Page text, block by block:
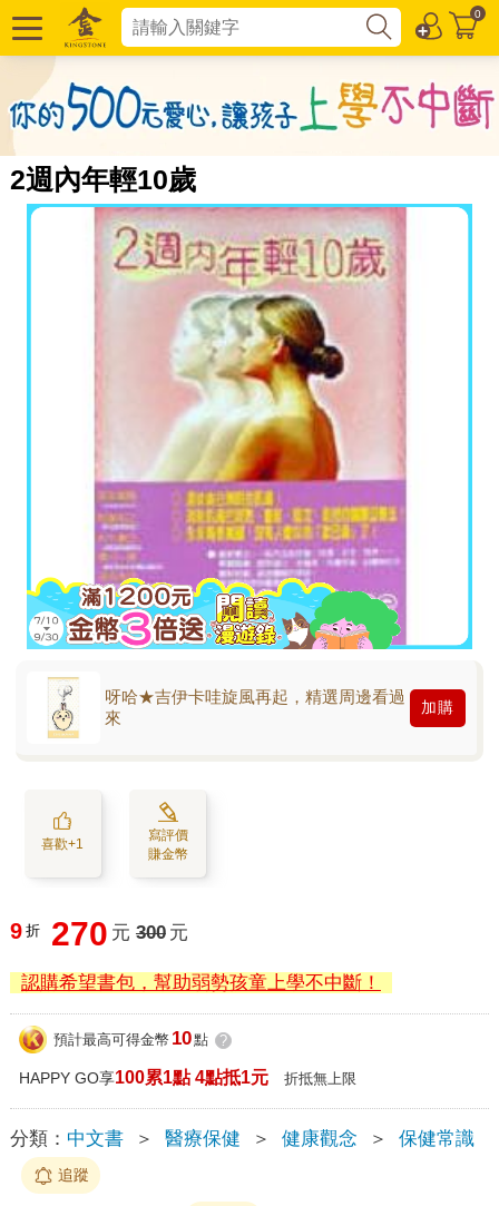
0
2週內年輕10歲
呀哈★吉伊卡哇旋風再起，精選周邊看過
來
加購
喜歡+1
寫評價
賺金幣
9 折 270 元 300 元
認購希望書包，幫助弱勢孩童上學不中斷！
預計最高可得金幣 10點 ?
HAPPY GO享100累1點 4點抵1元 折抵無上限
分類： 中文書 ＞ 醫療保健 ＞ 健康觀念 ＞ 保健常識
追蹤